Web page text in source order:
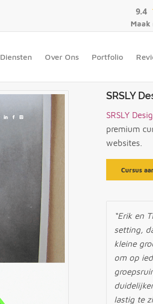
9.4
Maak
Diensten Over Ons Portfolio
SRSLY
SRSLY
premium
websites.
Cursus
“Erik en
setting,
kleine
om op
lastig te